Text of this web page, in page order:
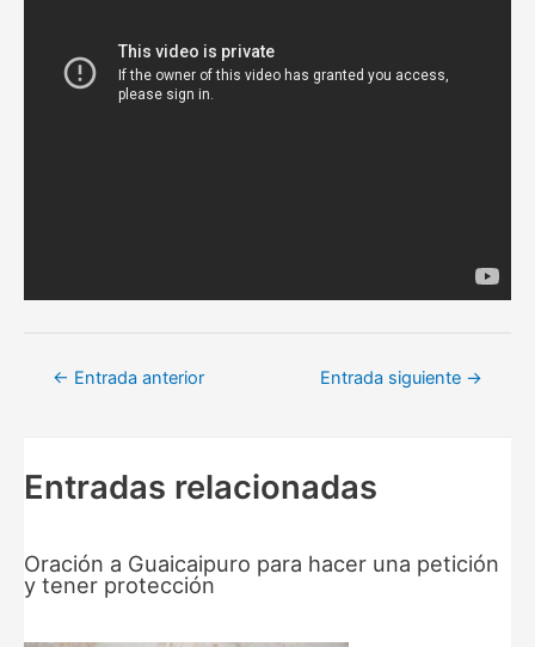
Navegación
← Entrada anterior Entrada siguiente →
Entradas relacionadas
Oración a Guaicaipuro para hacer una petición
y tener protección